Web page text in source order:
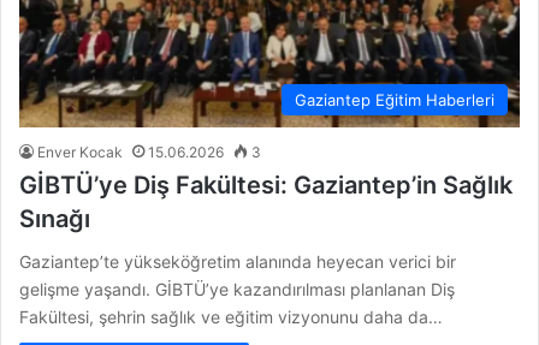
Gaziantep Eğitim Haberleri
Enver Kocak 15.06.2026 3
GİBTÜ’ye Diş Fakültesi: Gaziantep’in Sağlık
Sınağı
Gaziantep’te yükseköğretim alanında heyecan verici bir
gelişme yaşandı. GİBTÜ’ye kazandırılması planlanan Diş
Fakültesi, şehrin sağlık ve eğitim vizyonunu daha da…